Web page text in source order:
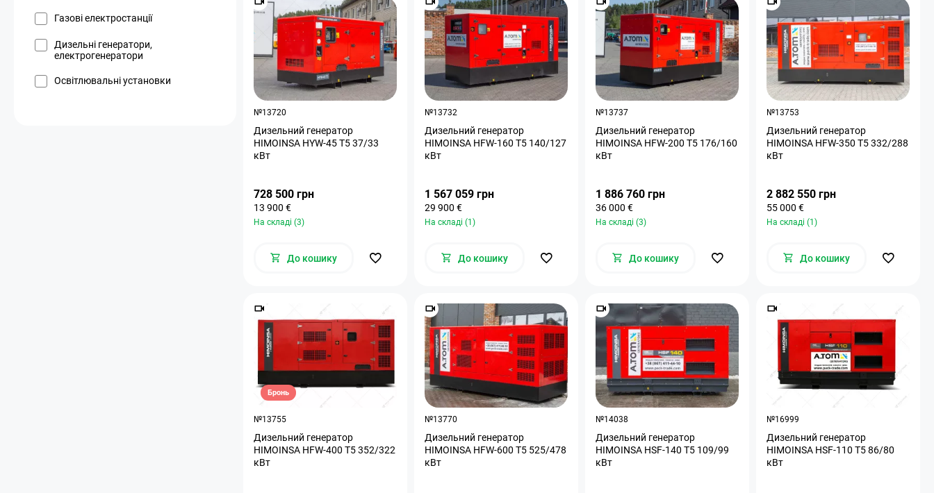
Газові електростанції
Дизельні генератори,
електрогенератори
Освітлювальні установки
№13720
Дизельний генератор
HIMOINSA HYW-45 T5 37/33
кВт
728 500 грн
13 900 €
На складі (3)
До кошику
№13732
Дизельний генератор
HIMOINSA HFW-160 T5 140/127
кВт
1 567 059 грн
29 900 €
На складі (1)
До кошику
№13737
Дизельний генератор
HIMOINSA HFW-200 T5 176/160
кВт
1 886 760 грн
36 000 €
На складі (3)
До кошику
№13753
Дизельний генератор
HIMOINSA HFW-350 T5 332/288
кВт
2 882 550 грн
55 000 €
На складі (1)
До кошику
Бронь
№13755
Дизельний генератор
HIMOINSA HFW-400 T5 352/322
кВт
№13770
Дизельний генератор
HIMOINSA HFW-600 T5 525/478
кВт
№14038
Дизельний генератор
HIMOINSA HSF-140 T5 109/99
кВт
№16999
Дизельний генератор
HIMOINSA HSF-110 T5 86/80
кВт